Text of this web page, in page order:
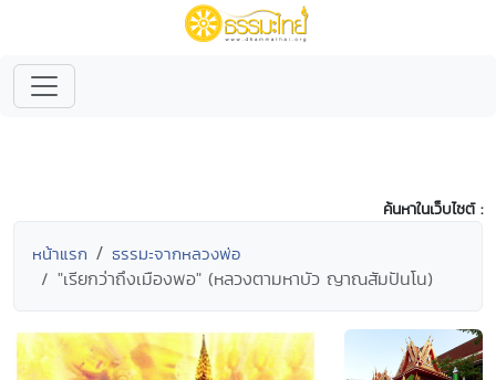
ค้นหาในเว็บไซต์ :
หน้าแรก ธรรมะจากหลวงพ่อ
"เรียกว่าถึงเมืองพอ" (หลวงตามหาบัว ญาณสัมปันโน)